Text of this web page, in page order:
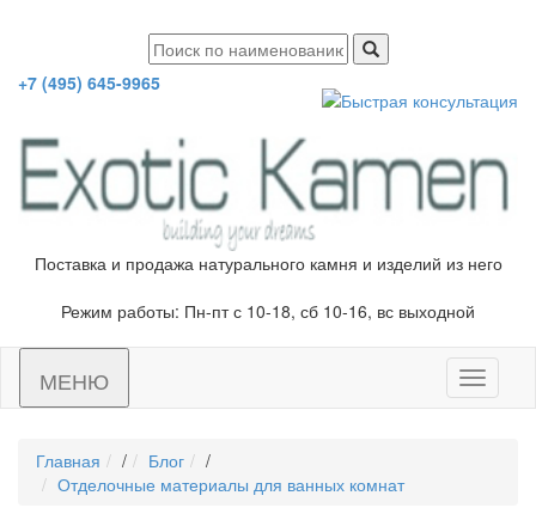
+7 (495) 645-9965
Поставка и продажа натурального камня и изделий из него
Режим работы: Пн-пт с 10-18, сб 10-16, вс выходной
Toggle
МЕНЮ
Главная / Блог
/
Отделочные материалы для ванных комнат